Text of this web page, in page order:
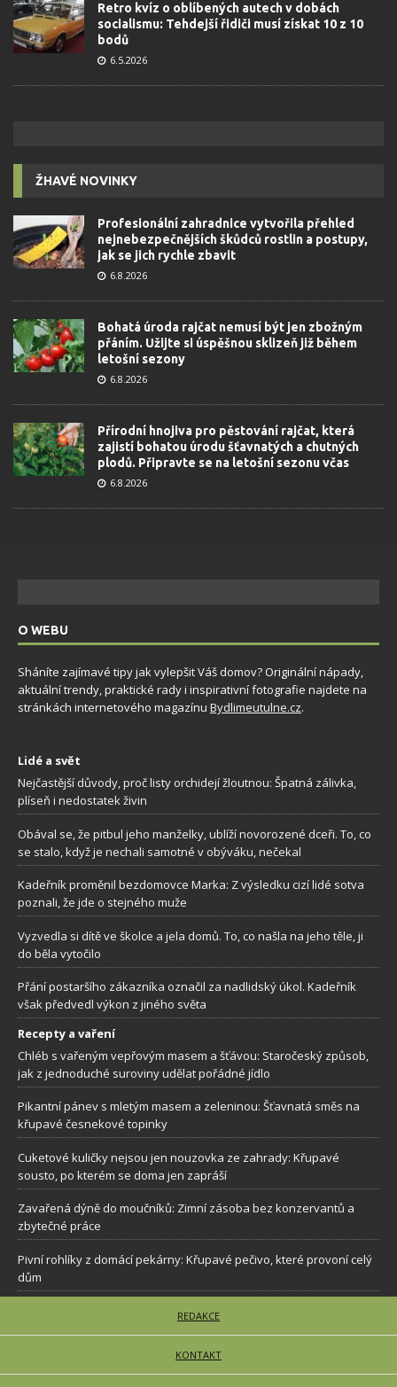
Retro kvíz o oblíbených autech v dobách
socialismu: Tehdejší řidiči musí získat 10 z 10
bodů
6.5.2026
ŽHAVÉ NOVINKY
Profesionální zahradnice vytvořila přehled
nejnebezpečnějších škůdců rostlin a postupy,
jak se jich rychle zbavit
6.8.2026
Bohatá úroda rajčat nemusí být jen zbožným
přáním. Užijte si úspěšnou sklizeň již během
letošní sezony
6.8.2026
Přírodní hnojiva pro pěstování rajčat, která
zajistí bohatou úrodu šťavnatých a chutných
plodů. Připravte se na letošní sezonu včas
6.8.2026
O WEBU
Sháníte zajímavé tipy jak vylepšit Váš domov? Originální nápady,
aktuální trendy, praktické rady i inspirativní fotografie najdete na
stránkách internetového magazínu Bydlimeutulne.cz.
Lidé a svět
Nejčastější důvody, proč listy orchidejí žloutnou: Špatná zálivka,
plíseň i nedostatek živin
Obával se, že pitbul jeho manželky, ublíží novorozené dceři. To, co
se stalo, když je nechali samotné v obýváku, nečekal
Kadeřník proměnil bezdomovce Marka: Z výsledku cizí lidé sotva
poznali, že jde o stejného muže
Vyzvedla si dítě ve školce a jela domů. To, co našla na jeho těle, ji
do běla vytočilo
Přání postaršího zákazníka označil za nadlidský úkol. Kadeřník
však předvedl výkon z jiného světa
Recepty a vaření
Chléb s vařeným vepřovým masem a šťávou: Staročeský způsob,
jak z jednoduché suroviny udělat pořádné jídlo
Pikantní pánev s mletým masem a zeleninou: Šťavnatá směs na
křupavé česnekové topinky
Cuketové kuličky nejsou jen nouzovka ze zahrady: Křupavé
sousto, po kterém se doma jen zapráší
Zavařená dýně do moučníků: Zimní zásoba bez konzervantů a
zbytečné práce
Pivní rohlíky z domácí pekárny: Křupavé pečivo, které provoní celý
dům
REDAKCE
KONTAKT